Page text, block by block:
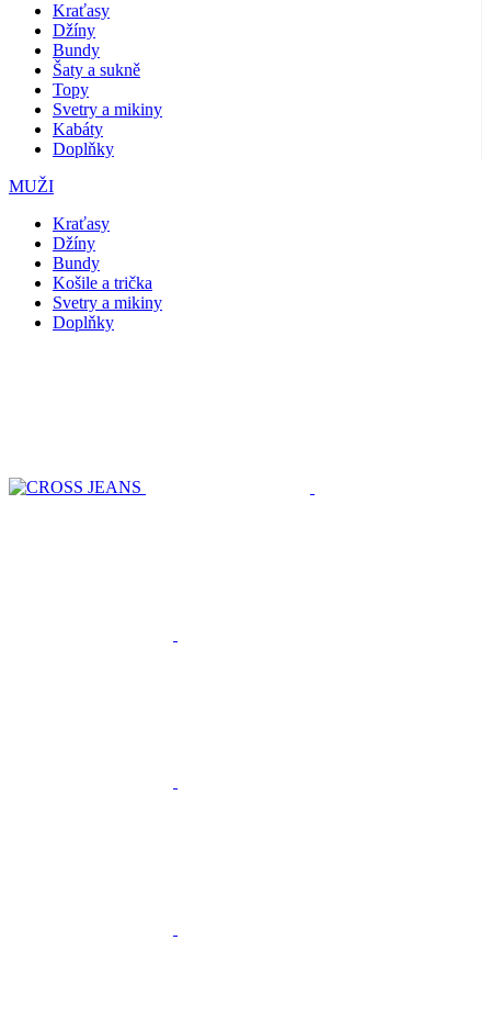
Kraťasy
Džíny
Bundy
Šaty a sukně
Topy
Svetry a mikiny
Kabáty
Doplňky
MUŽI
Kraťasy
Džíny
Bundy
Košile a trička
Svetry a mikiny
Doplňky